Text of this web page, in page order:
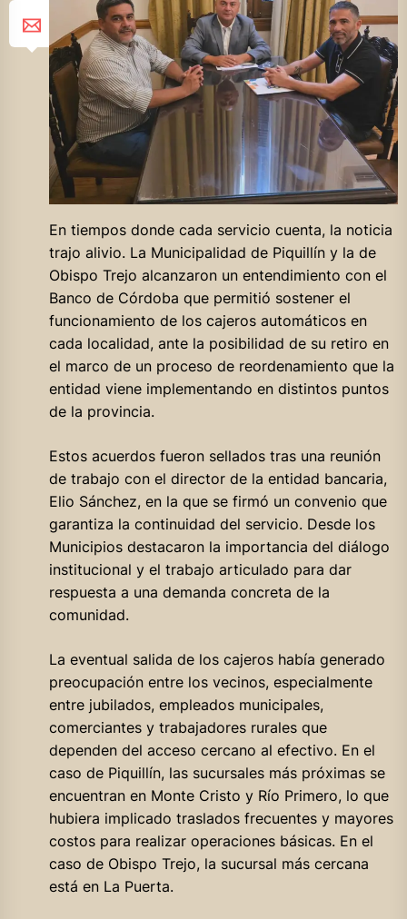
En tiempos donde cada servicio cuenta, la noticia
trajo alivio. La Municipalidad de Piquillín y la de
Obispo Trejo alcanzaron un entendimiento con el
Banco de Córdoba que permitió sostener el
funcionamiento de los cajeros automáticos en
cada localidad, ante la posibilidad de su retiro en
el marco de un proceso de reordenamiento que la
entidad viene implementando en distintos puntos
de la provincia.
Estos acuerdos fueron sellados tras una reunión
de trabajo con el director de la entidad bancaria,
Elio Sánchez, en la que se firmó un convenio que
garantiza la continuidad del servicio. Desde los
Municipios destacaron la importancia del diálogo
institucional y el trabajo articulado para dar
respuesta a una demanda concreta de la
comunidad.
La eventual salida de los cajeros había generado
preocupación entre los vecinos, especialmente
entre jubilados, empleados municipales,
comerciantes y trabajadores rurales que
dependen del acceso cercano al efectivo. En el
caso de Piquillín, las sucursales más próximas se
encuentran en Monte Cristo y Río Primero, lo que
hubiera implicado traslados frecuentes y mayores
costos para realizar operaciones básicas. En el
caso de Obispo Trejo, la sucursal más cercana
está en La Puerta.